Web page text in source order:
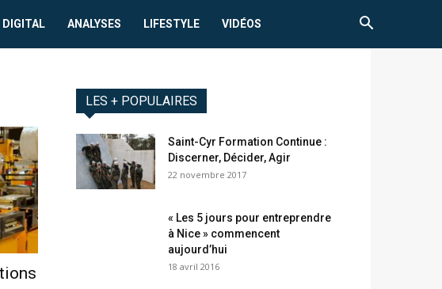
DIGITAL ANALYSES LIFESTYLE VIDÉOS
LES + POPULAIRES
Saint-Cyr Formation Continue :
Discerner, Décider, Agir
22 novembre 2017
« Les 5 jours pour entreprendre
à Nice » commencent
aujourd’hui
18 avril 2016